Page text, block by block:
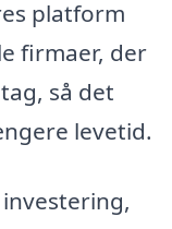
platform
firmaer, der
så det
levetid.